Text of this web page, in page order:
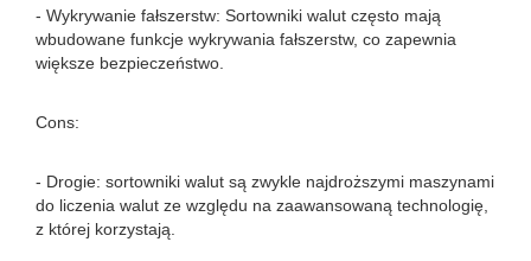
- Wykrywanie fałszerstw: Sortowniki walut często mają
wbudowane funkcje wykrywania fałszerstw, co zapewnia
większe bezpieczeństwo.
Cons:
- Drogie: sortowniki walut są zwykle najdroższymi maszynami
do liczenia walut ze względu na zaawansowaną technologię,
z której korzystają.